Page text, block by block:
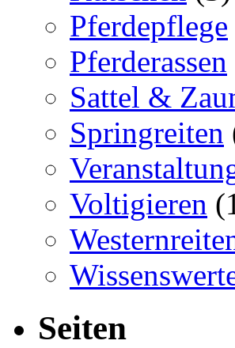
Pferdepflege
Pferderassen
Sattel &
Springreiten
Voltigieren
Seiten